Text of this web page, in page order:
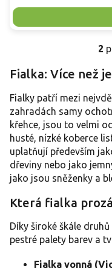
2
Fialka: Více než
Fialky patří mezi
zahradách samy
křehce, jsou to velmi
husté, nízké koberce
uplatňují především
dřeviny nebo jako
jako jsou sněženky a
Která fialka
Díky široké škále
pestré palety barev a
Fialka vonná